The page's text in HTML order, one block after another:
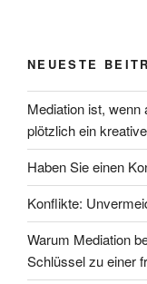
NEUESTE
Mediation ist, wenn
plötzlich ein
Haben Sie einen
Konflikte:
Warum Mediation
Schlüssel zu einer